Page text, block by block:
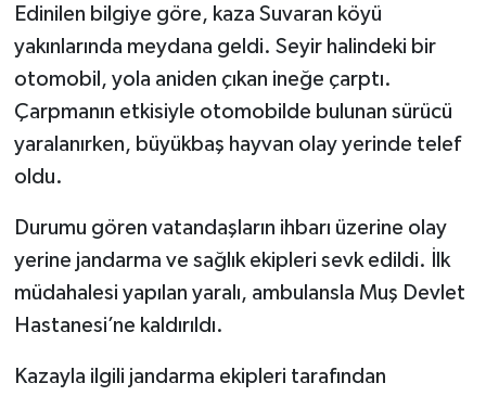
Edinilen bilgiye göre, kaza Suvaran köyü
yakınlarında meydana geldi. Seyir halindeki bir
otomobil, yola aniden çıkan ineğe çarptı.
Çarpmanın etkisiyle otomobilde bulunan sürücü
yaralanırken, büyükbaş hayvan olay yerinde telef
oldu.
Durumu gören vatandaşların ihbarı üzerine olay
yerine jandarma ve sağlık ekipleri sevk edildi. İlk
müdahalesi yapılan yaralı, ambulansla Muş Devlet
Hastanesi’ne kaldırıldı.
Kazayla ilgili jandarma ekipleri tarafından
SOLHAN
SPOR
YAYLADERE